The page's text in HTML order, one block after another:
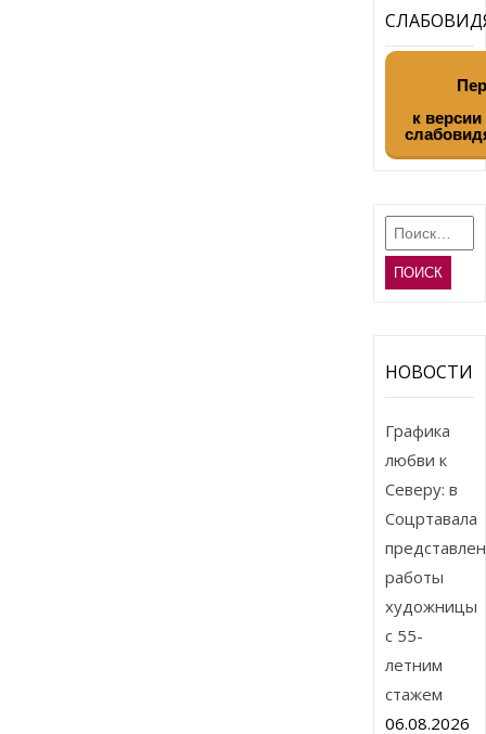
к
Найти:
НОВОСТИ
Графика
любви к
Северу: в
Соцртавала
работы
художницы
с 55-
летним
стажем
06.08.2026